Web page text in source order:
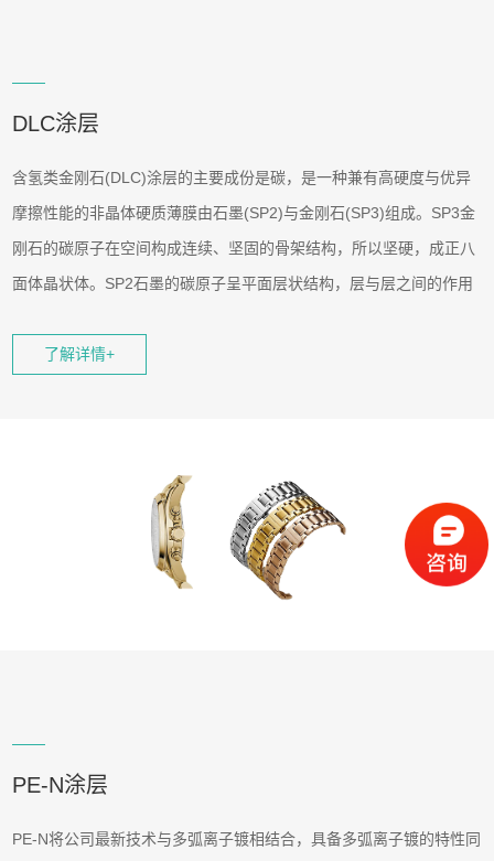
DLC涂层
含氢类金刚石(DLC)涂层的主要成份是碳，是一种兼有高硬度与优异
摩擦性能的非晶体硬质薄膜由石墨(SP2)与金刚石(SP3)组成。SP3金
刚石的碳原子在空间构成连续、坚固的骨架结构，所以坚硬，成正八
面体晶状体。SP2石墨的碳原子呈平面层状结构，层与层之间的作用
以低于80°C，从而可以有效解决材料热变形等缺陷。
了解详情+
PE-N涂层
PE-N将公司最新技术与多弧离子镀相结合，具备多弧离子镀的特性同